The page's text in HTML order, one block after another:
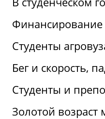
Финансирование
Студенты
Бег и скорость,
Студенты и
Золотой